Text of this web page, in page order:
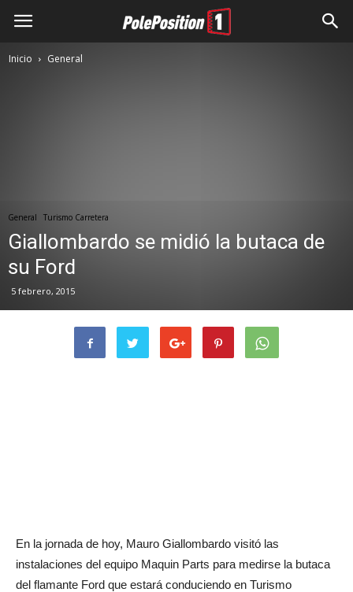
Inicio General
General Turismo Carretera
Giallombardo se midió la butaca de
su Ford
5 febrero, 2015
En la jornada de hoy, Mauro Giallombardo visitó las
instalaciones del equipo Maquin Parts para medirse la butaca
del flamante Ford que estará conduciendo en Turismo